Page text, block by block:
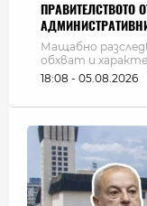
ПРАВИТЕЛСТВОТО
Мащабно
обхват и
18:08 - 05.08.2026